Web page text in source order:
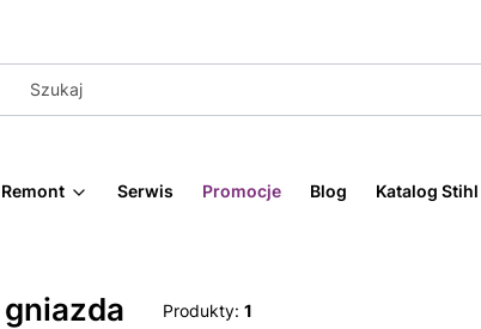
Serwis Promocje Blog Katalog
Produkty: 1